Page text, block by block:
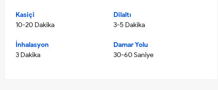
Kasiçi
10-20 Dakika
Dilaltı
3-5 Dakika
İnhalasyon
3 Dakika
Damar Yolu
30-60 Saniye